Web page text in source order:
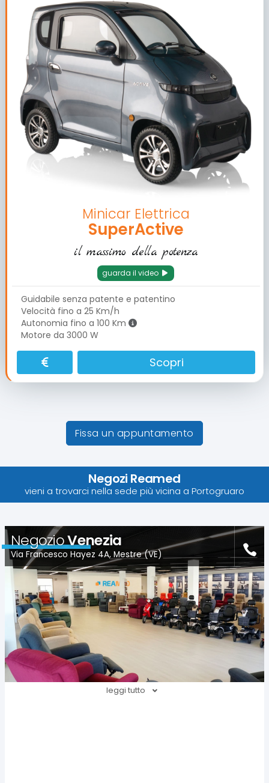
Minicar Elettrica
SuperActive
il massimo della potenza
guarda il video
Guidabile senza patente e patentino
Velocità fino a 25 Km/h
Autonomia fino a 100 Km
Motore da 3000 W
Scopri
Fissa un appuntamento
Negozi Reamed
vieni a trovarci nella sede più vicina a Portogruaro
NegozioVenezia
Via Francesco Hayez 4A, Mestre (VE)
leggi tutto